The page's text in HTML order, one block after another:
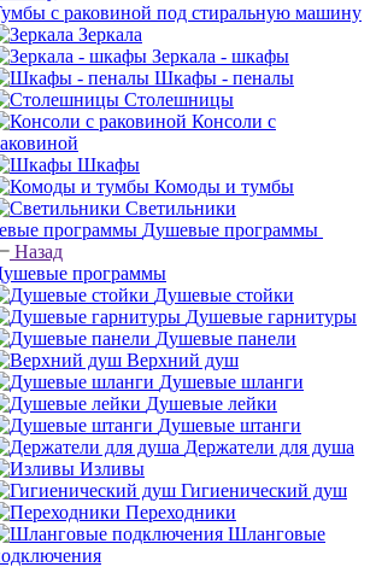
с раковиной под стиральную машину
Зеркала
Зеркала - шкафы
Шкафы - пеналы
Столешницы
Консоли с
Шкафы
Комоды и тумбы
Светильники
Душевые программы
Назад
программы
Душевые стойки
Душевые гарнитуры
Душевые панели
Верхний душ
Душевые шланги
Душевые лейки
Душевые штанги
Держатели для душа
Изливы
Гигиенический душ
Переходники
Шланговые